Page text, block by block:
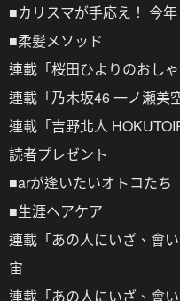
■カリスマが手応え！ 今
■柔髪メソッド
連載「桜田ひよりのおしゃ
連載「乃木坂46 一ノ瀬美
連載「吉野北人
読者プレゼント
■arが逢いたいオトコたち
■生涯ヘアケア
連載「あの人にいざ、會
宙
連載「あの人にいざ、會